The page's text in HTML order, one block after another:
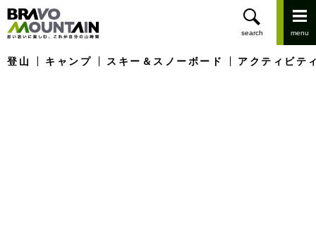
登山 キャンプ スキー＆スノーボード アクティビテ